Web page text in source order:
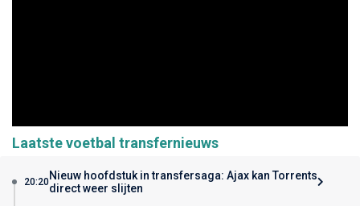
Laatste voetbal transfernieuws
20:20Nieuw hoofdstuk in transfersaga: Ajax kan Torrents
direct weer slijten